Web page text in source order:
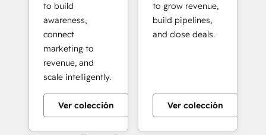
to build
awareness,
connect
marketing to
revenue, and
scale intelligently.
Ver colección +10
to grow revenue,
build pipelines,
and close deals.
Ver colección